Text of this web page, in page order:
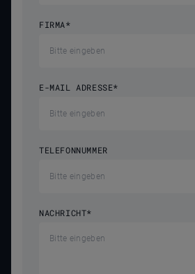
FIRMA*
E-MAIL ADRESSE*
TELEFONNUMMER
NACHRICHT*